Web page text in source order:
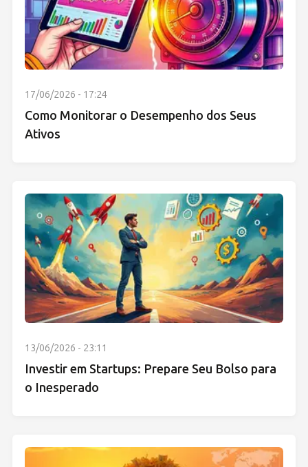
17/06/2026 - 17:24
Como Monitorar o Desempenho dos Seus
Ativos
13/06/2026 - 23:11
Investir em Startups: Prepare Seu Bolso para
o Inesperado